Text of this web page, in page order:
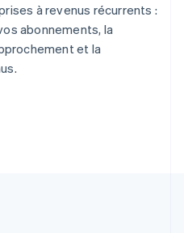
à revenus récurrents :
abonnements, la
et la